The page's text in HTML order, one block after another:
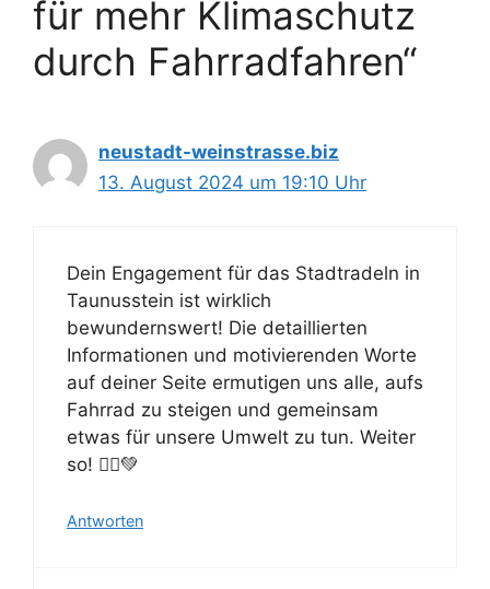
für mehr Klimaschutz
durch Fahrradfahren“
neustadt-weinstrasse.biz
13. August 2024 um 19:10 Uhr
Dein Engagement für das Stadtradeln in
Taunusstein ist wirklich
bewundernswert! Die detaillierten
Informationen und motivierenden Worte
auf deiner Seite ermutigen uns alle, aufs
Fahrrad zu steigen und gemeinsam
etwas für unsere Umwelt zu tun. Weiter
so! 🚴‍♂️💚
Antworten